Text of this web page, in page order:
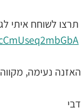
תרצו לשוחח איתי
האזנה נעימה,
דבי